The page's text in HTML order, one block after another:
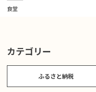
食堂
カテゴリー
ふるさと納税